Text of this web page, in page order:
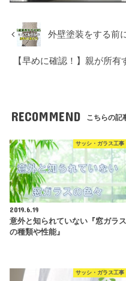
外壁塗装をする前
【早めに確認！】親が所
RECOMMEND こちらの記
サッシ・ガラス工事
2019.6.19
意外と知られていない『窓ガラス
の種類や性能』
サッシ・ガラス工事